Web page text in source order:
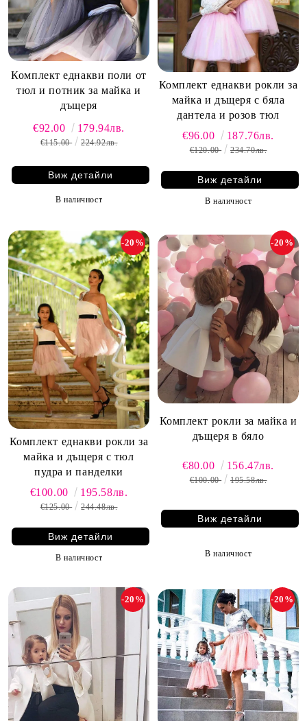
Комплект еднакви поли от
тюл и потник за майка и
дъщеря
€92.00
179.94лв.
€115.00 224.92лв.
Виж детайли
В наличност
Комплект еднакви рокли за
майка и дъщеря с бяла
дантела и розов тюл
€96.00
187.76лв.
€120.00 234.70лв.
Виж детайли
В наличност
Комплект еднакви рокли за
майка и дъщеря с тюл
пудра и панделки
-20%
€100.00 195.58лв.
€125.00 244.48лв.
Виж детайли
В наличност
Комплект рокли за майка и
дъщеря в бяло
-20%
€80.00 156.47лв.
€100.00 195.58лв.
Виж детайли
В наличност
-20% -20%